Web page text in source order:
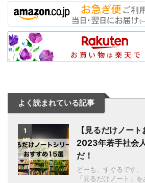
よく読まれている記事
1
【見るだけノート
2023年若手社会
だ！
どーも、すぐるです
「見るだけノート」